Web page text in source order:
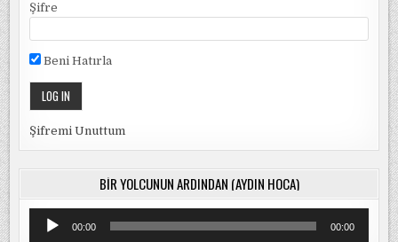
Şifre
Beni Hatırla
Şifremi Unuttum
BIR YOLCUNUN ARDINDAN (AYDIN HOCA)
Ses
oynatıcı00:00 00:00